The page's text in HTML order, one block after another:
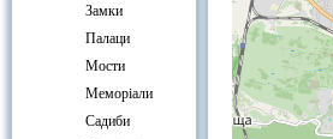
Замки
Палаци
Мости
Меморіали
Садиби